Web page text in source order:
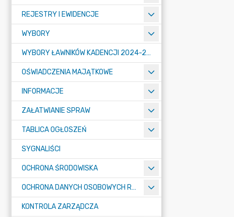
REJESTRY I EWIDENCJE
WYBORY
WYBORY ŁAWNIKÓW KADENCJI 2024-2027
OŚWIADCZENIA MAJĄTKOWE
INFORMACJE
ZAŁATWIANIE SPRAW
TABLICA OGŁOSZEŃ
SYGNALIŚCI
OCHRONA ŚRODOWISKA
OCHRONA DANYCH OSOBOWYCH RODO
KONTROLA ZARZĄDCZA